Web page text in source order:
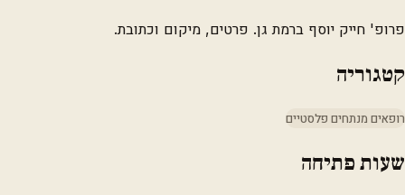
פרופ' חייק יוסף ברמת גן. פרטים, מיקום וכתובת.
קטגוריה
רופאים מנתחים פלסטיים
שעות פתיחה